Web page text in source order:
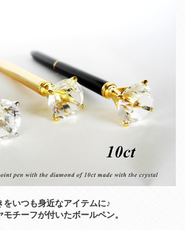
いつも身近なアイテムに♪
チーフが付いたボールペン。